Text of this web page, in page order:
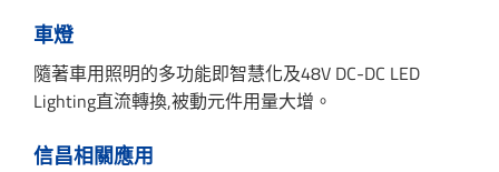
車燈
隨著車用照明的多功能即智慧化及48V DC-DC LED
Lighting直流轉換,被動元件用量大增。
信昌相關應用